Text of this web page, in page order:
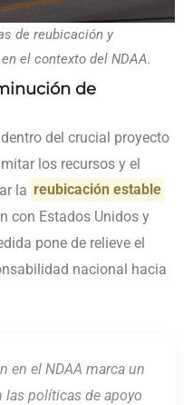
de reubicación y
el contexto del NDAA.
de
dentro del crucial proyecto
los recursos y el
la reubicación estable
con Estados Unidos y
pone de relieve el
nacional hacia
en el NDAA marca un
políticas de apoyo